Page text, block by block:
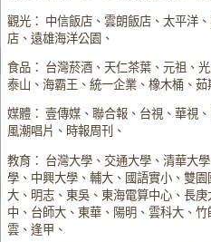
觀光： 中信飯店、雲朗飯店、太平洋
店、遠雄海洋公園、
食品： 台灣菸酒、天仁茶葉、元祖、
泰山、海霸王、統一企業、橡木桶、茹
媒體： 壹傳媒、聯合報、台視、華視
風潮唱片、時報周刊、
教育： 台灣大學、交通大學、清華大
學、中興大學、輔大、國語實小、雙
大、明志、東吳、東海電算中心、長
中、台師大、東華、陽明、雲科大、
雲、逢甲、